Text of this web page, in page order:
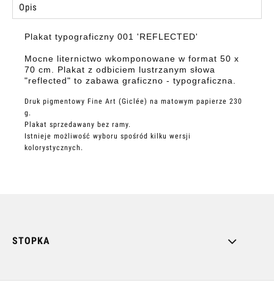
Opis
Plakat typograficzny 001 'REFLECTED'
Mocne liternictwo wkomponowane w format 50 x
70 cm. Plakat z odbiciem lustrzanym słowa
"reflected" to zabawa graficzno - typograficzna.
Druk pigmentowy Fine Art (Giclée) na matowym papierze 230
g.
Plakat sprzedawany bez ramy.
Istnieje możliwość wyboru spośród kilku wersji
kolorystycznych.
STOPKA